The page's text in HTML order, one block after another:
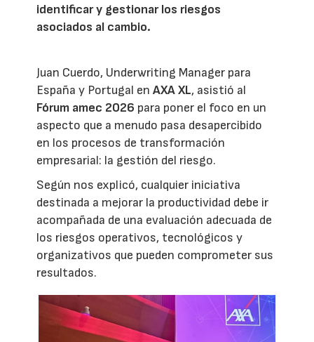
identificar y gestionar los riesgos
asociados al cambio.
Juan Cuerdo, Underwriting Manager para
España y Portugal enAXA XL, asistió al
Fórum amec 2026 para poner el foco en un
aspecto que a menudo pasa desapercibido
en los procesos de transformación
empresarial: la gestión del riesgo.
Según nos explicó, cualquier iniciativa
destinada a mejorar la productividad debe ir
acompañada de una evaluación adecuada de
los riesgos operativos, tecnológicos y
organizativos que pueden comprometer sus
resultados.